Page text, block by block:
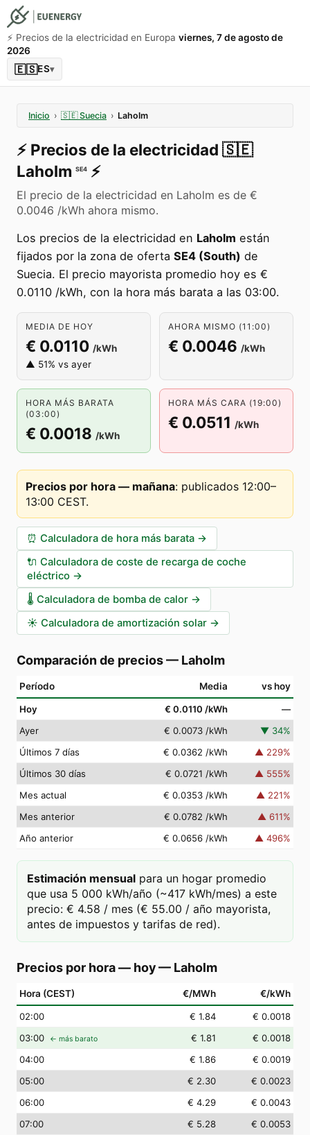
⚡️ Precios de la electricidad en Europa viernes, 7 de agosto de
2026
🇪🇸ES▾
Inicio › 🇸🇪 Suecia › Laholm
⚡️ Precios de la electricidad 🇸🇪
Laholm SE4 ⚡️
El precio de la electricidad en Laholm es de €
0.0046 /kWh ahora mismo.
Los precios de la electricidad en Laholm están
fijados por la zona de oferta SE4 (South) de
Suecia. El precio mayorista promedio hoy es €
0.0110 /kWh, con la hora más barata a las 03:00.
MEDIA DE HOY
€ 0.0110 /kWh
▲ 51% vs ayer
AHORA MISMO (11:00)
€ 0.0046 /kWh
HORA MÁS BARATA
(03:00)
€ 0.0018 /kWh
HORA MÁS CARA (19:00)
€ 0.0511 /kWh
Precios por hora — mañana: publicados 12:00–
13:00 CEST.
⏰ Calculadora de hora más barata →
🔌 Calculadora de coste de recarga de coche
eléctrico →
🌡️ Calculadora de bomba de calor →
☀️ Calculadora de amortización solar →
Comparación de precios— Laholm
Período Media vs hoy
Hoy € 0.0110 /kWh
—
Ayer
€ 0.0073 /kWh ▼ 34%
Últimos 7 días
€ 0.0362 /kWh ▲ 229%
Últimos 30 días
€ 0.0721 /kWh ▲ 555%
Mes actual
€ 0.0353 /kWh ▲ 221%
Mes anterior
€ 0.0782 /kWh ▲ 611%
Año anterior
€ 0.0656 /kWh ▲ 496%
Estimación mensual para un hogar promedio
que usa 5 000 kWh/año (~417 kWh/mes) a este
precio: € 4.58 / mes (€ 55.00 / año mayorista,
antes de impuestos y tarifas de red).
Precios por hora — hoy— Laholm
Hora (CEST) €/MWh €/kWh
02:00 € 1.84
€ 0.0018
03:00 ← más barato € 1.81
€ 0.0018
04:00 € 1.86
€ 0.0019
05:00 € 2.30
€ 0.0023
06:00 € 4.29
€ 0.0043
07:00 € 5.28
€ 0.0053